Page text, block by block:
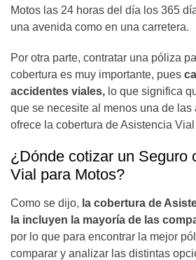
Motos las 24 horas del día los 365
una avenida como en una carretera.
Por otra parte, contratar una póliza
cobertura es muy importante, pues
accidentes viales, lo que significa
que se necesite al menos una de las
ofrece la cobertura de Asistencia Vial
¿Dónde cotizar un Seguro
Vial para Motos?
Como se dijo, la cobertura de
la incluyen la mayoría de las
por lo que para encontrar la mejor
comparar y analizar las distintas